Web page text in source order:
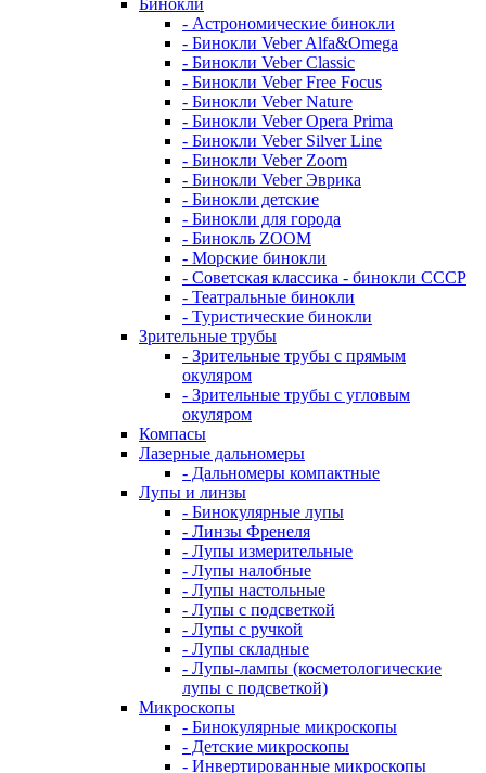
Бинокли
- Астрономические бинокли
- Бинокли Veber Alfa&Omega
- Бинокли Veber Classic
- Бинокли Veber Free Focus
- Бинокли Veber Nature
- Бинокли Veber Opera Prima
- Бинокли Veber Silver Line
- Бинокли Veber Zoom
- Бинокли Veber Эврика
- Бинокли детские
- Бинокли для города
- Бинокль ZOOM
- Морские бинокли
- Советская классика - бинокли СССР
- Театральные бинокли
- Туристические бинокли
Зрительные трубы
- Зрительные трубы с прямым
окуляром
- Зрительные трубы с угловым
окуляром
Компасы
Лазерные дальномеры
- Дальномеры компактные
Лупы и линзы
- Бинокулярные лупы
- Линзы Френеля
- Лупы измерительные
- Лупы налобные
- Лупы настольные
- Лупы с подсветкой
- Лупы с ручкой
- Лупы складные
- Лупы-лампы (косметологические
лупы с подсветкой)
Микроскопы
- Бинокулярные микроскопы
- Детские микроскопы
- Инвертированные микроскопы